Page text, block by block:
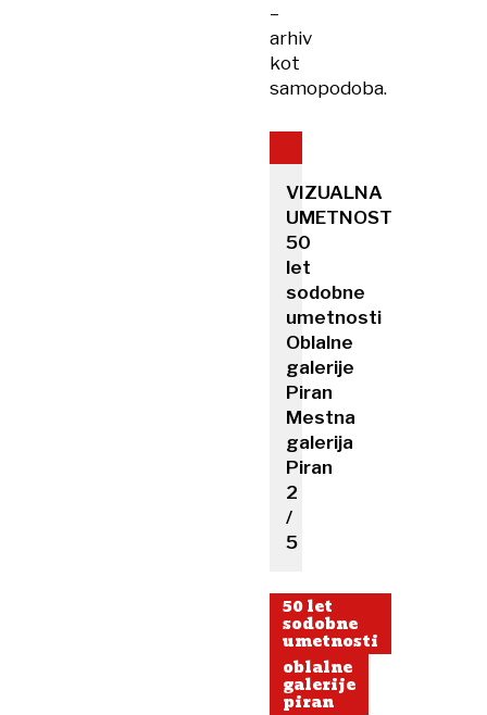
–
arhiv
kot
samopodoba.
VIZUALNA
UMETNOST
50
let
sodobne
umetnosti
Oblalne
galerije
Piran
Mestna
galerija
Piran
2
/
5
50 let
sodobne
umetnosti
oblalne
galerije
piran